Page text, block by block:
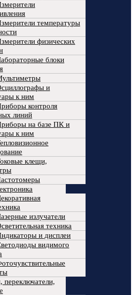
температуры
физических
блоки
и
к ним
контроля
линий
на базе ПК и
к ним
клещи,
излучатели
техника
и дисплеи
видимого
переключатели,